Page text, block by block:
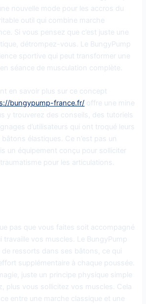
nouvelle mode pour les accros du
outil qui combine marche
Si vous pensez que c’est juste une
détrompez-vous. Le BungyPump
sportive qui peut transformer une
séance de musculation complète.
en savoir plus sur ce concept
bungypump-france.fr/ offre une mine
y trouverez des conseils, des tutoriels
d’utilisateurs qui ont troqué leurs
élastiques. Ce n’est pas un
un équipement conçu pour solliciter
pour les articulations.
pas que vous faites soit accompagné
travaille vos muscles. Le BungyPump
ressorts dans ses bâtons, ce qui
supplémentaire à chaque poussée.
juste un principe physique simple
plus vous sollicitez vos muscles. Cela
entre une marche classique et une